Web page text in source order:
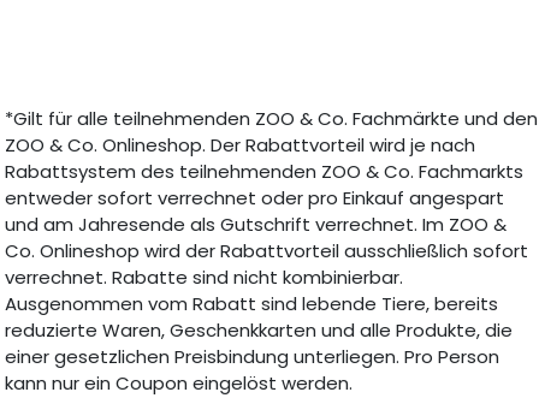
*Gilt für alle teilnehmenden ZOO & Co. Fachmärkte und den
ZOO & Co. Onlineshop. Der Rabattvorteil wird je nach
Rabattsystem des teilnehmenden ZOO & Co. Fachmarkts
entweder sofort verrechnet oder pro Einkauf angespart
und am Jahresende als Gutschrift verrechnet. Im ZOO &
Co. Onlineshop wird der Rabattvorteil ausschließlich sofort
verrechnet. Rabatte sind nicht kombinierbar.
Ausgenommen vom Rabatt sind lebende Tiere, bereits
reduzierte Waren, Geschenkkarten und alle Produkte, die
einer gesetzlichen Preisbindung unterliegen. Pro Person
kann nur ein Coupon eingelöst werden.